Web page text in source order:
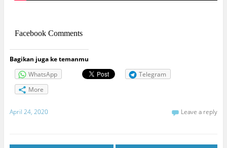
Facebook Comments
Bagikan juga ke temanmu
WhatsApp
Telegram
More
April 24, 2020 Leave a reply